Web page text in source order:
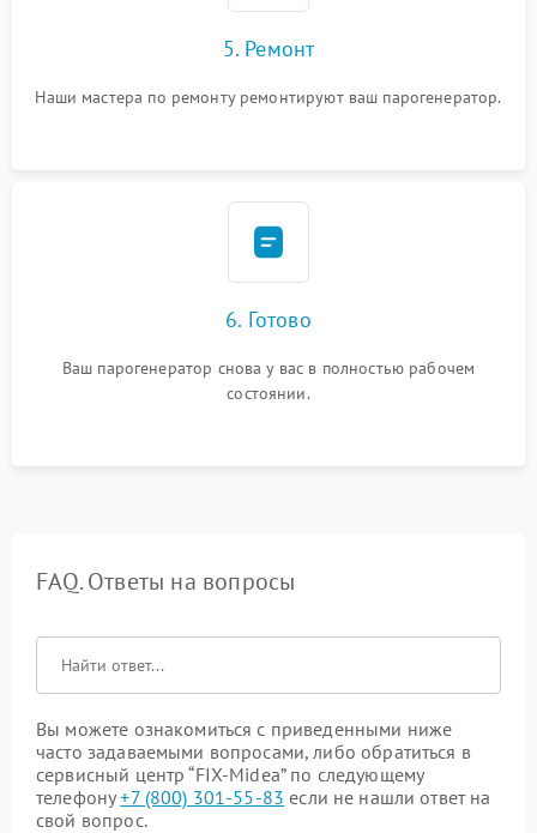
5. Ремонт
Наши мастера по ремонту ремонтируют ваш парогенератор.
6. Готово
Ваш парогенератор снова у вас в полностью рабочем
состоянии.
FAQ. Ответы на вопросы
Вы можете ознакомиться с приведенными ниже
часто задаваемыми вопросами, либо обратиться в
сервисный центр “FIX-Midea” по следующему
телефону+7 (800) 301-55-83 если не нашли ответ на
свой вопрос.